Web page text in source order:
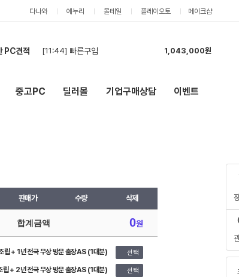
다나와 에누리 몰테일 플레이오토 메이크샵
PC견적 [11:41] 빠른구입
1,019,000원
[10:49] 견적
3,214,000원
중고PC 딜러몰 기업구매상담 이벤트
판매가 수량 삭제
합계금액 0원
립 + 1년 전국 무상 방문 출장AS (1대분) 선택
립 + 2년 전국 무상 방문 출장AS (1대분) 선택